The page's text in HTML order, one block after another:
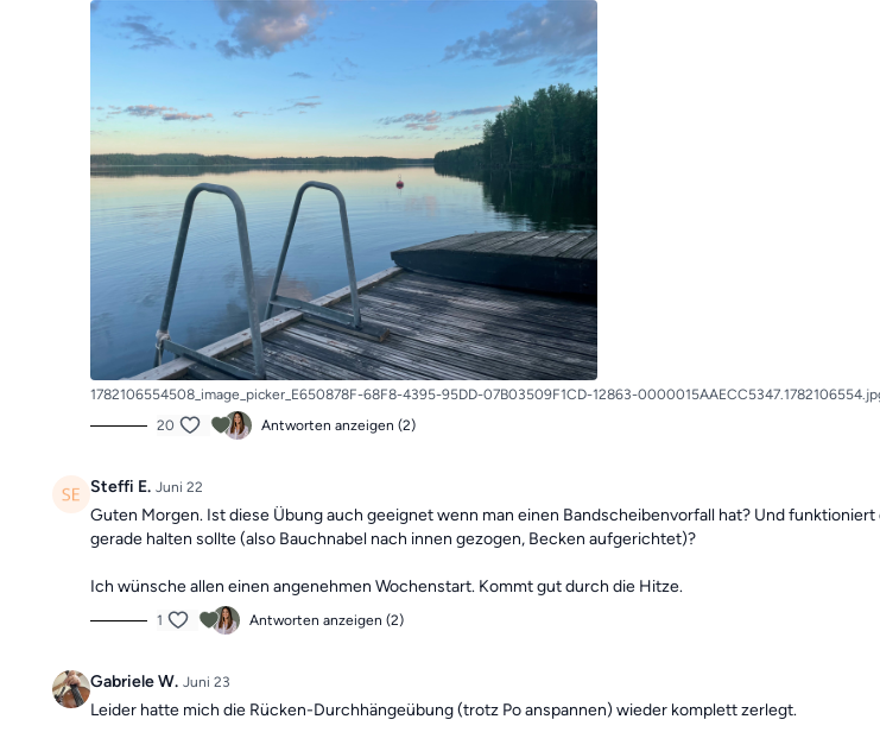
1782106554508_image_picker_E650878F-68F8-4395-95DD-07B03509F1CD-12863-
20
Antworten anzeigen (2)
Steffi E. Juni 22
Guten Morgen. Ist diese Übung auch geeignet wenn man einen Bandscheibenvorfall hat? Und
gerade halten sollte (also Bauchnabel nach innen gezogen, Becken aufgerichtet)?
Ich wünsche allen einen angenehmen Wochenstart. Kommt gut durch die Hitze.
1 Antworten anzeigen (2)
Gabriele W. Juni 23
Leider hatte mich die Rücken-Durchhängeübung (trotz Po anspannen) wieder komplett zerlegt.